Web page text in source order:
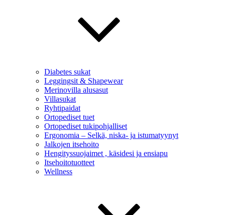
Diabetes sukat
Leggingsit & Shapewear
Merinovilla alusasut
Villasukat
Ryhtipaidat
Ortopediset tuet
Ortopediset tukipohjalliset
Ergonomia – Selkä, niska- ja istumatyynyt
Jalkojen itsehoito
Hengityssuojaimet , käsidesi ja ensiapu
Itsehoitotuotteet
Wellness